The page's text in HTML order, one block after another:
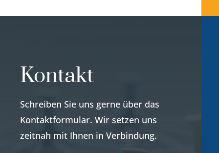
Kontakt
Schreiben Sie uns gerne über das
Kontaktformular. Wir setzen uns
zeitnah mit Ihnen in Verbindung.